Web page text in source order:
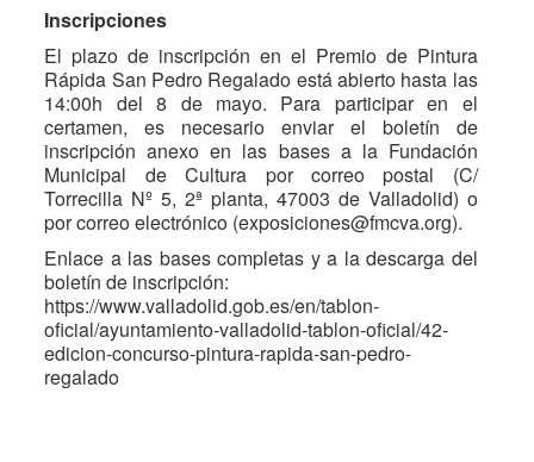
Inscripciones
El plazo de inscripción en el Premio de Pintura
Rápida San Pedro Regalado está abierto hasta las
14:00h del 8 de mayo. Para participar en el
certamen, es necesario enviar el boletín de
inscripción anexo en las bases a la Fundación
Municipal de Cultura por correo postal (C/
Torrecilla Nº 5, 2ª planta, 47003 de Valladolid) o
por correo electrónico (exposiciones@fmcva.org).
Enlace a las bases completas y a la descarga del
boletín de inscripción:
https://www.valladolid.gob.es/en/tablon-
oficial/ayuntamiento-valladolid-tablon-oficial/42-
edicion-concurso-pintura-rapida-san-pedro-
regalado